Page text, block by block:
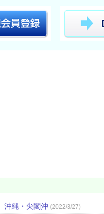
沖縄・尖閣沖 (2022/3/27)